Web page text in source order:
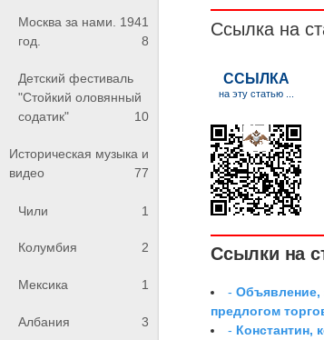
Москва за нами. 1941
год.
8
Детский фестиваль
"Стойкий оловянный
содатик"
10
Историческая музыка и
видео
77
Чили 1
Колумбия 2
Мексика 1
Албания 3
Ссылка на
Ссылки на
-
предлогом
- Константин,